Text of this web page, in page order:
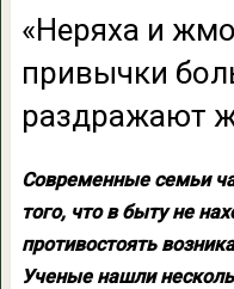
«Неряха и
привычки
раздражают
Современные семьи
того, что в быту не
противостоять
Ученые нашли